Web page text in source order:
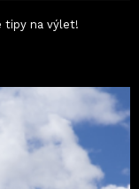
tipy na výlet!